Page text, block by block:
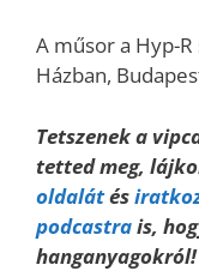
A műsor a Hyp-
Házban,
Tetszenek a
tetted meg,
oldalátés
podcastrais,
hanganyagokról!